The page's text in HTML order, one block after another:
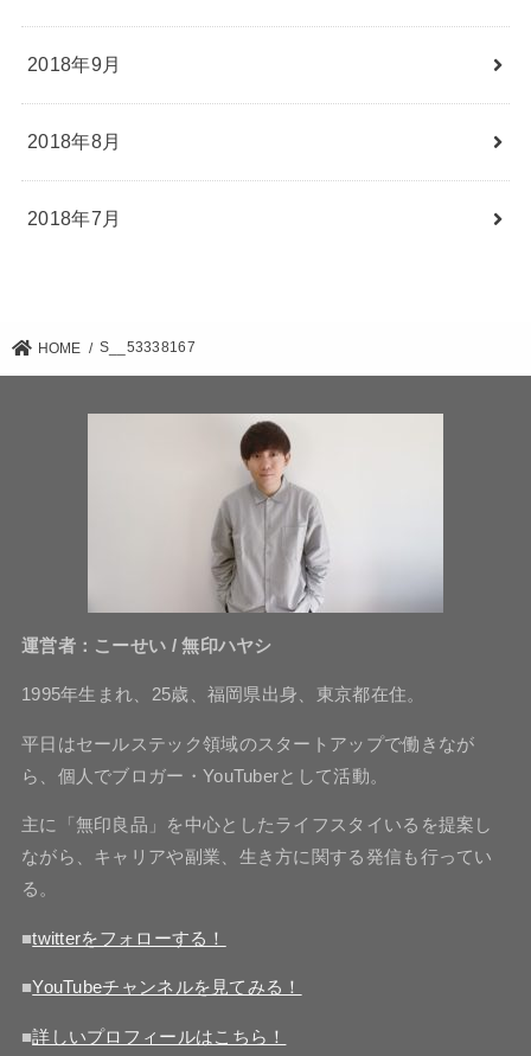
2018年9月
2018年8月
2018年7月
HOME S__53338167
運営者：こーせい / 無印ハヤシ
1995年生まれ、25歳、福岡県出身、東京都在住。
平日はセールステック領域のスタートアップで働きなが
ら、個人でブロガー・YouTuberとして活動。
主に「無印良品」を中心としたライフスタイいるを提案し
ながら、キャリアや副業、生き方に関する発信も行ってい
る。
■twitterをフォローする！
■YouTubeチャンネルを見てみる！
■詳しいプロフィールはこちら！